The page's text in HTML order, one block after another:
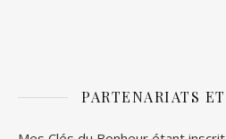
PARTENARIATS